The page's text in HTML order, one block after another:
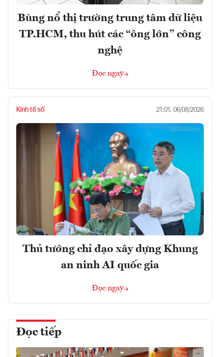
Bùng nổ thị trường trung tâm dữ liệu
TP.HCM, thu hút các “ông lớn” công
nghệ
Đọc ngay
Kinh tế số 21:01, 06/08/2026
Thủ tướng chỉ đạo xây dựng Khung
an ninh AI quốc gia
Đọc ngay
Đọc tiếp